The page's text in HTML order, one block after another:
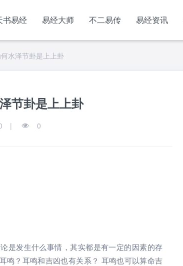
书易经 易经大师 不二易传 易经资讯
水泽节卦是上上卦
节卦是上上卦
| 0
是发生什么事情，其实都是有一定的因素的存
鸣？耳鸣和吉凶也有关系？ 耳鸣也可以算命吉